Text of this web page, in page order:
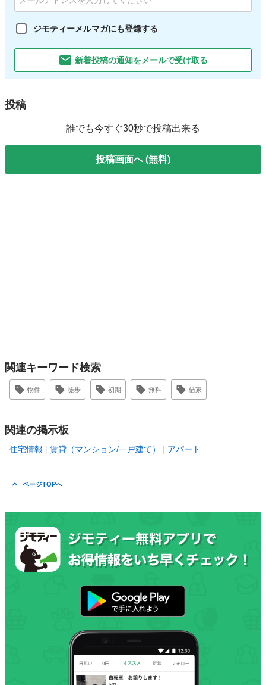
ジモティーメルマガにも登録する
新着投稿の通知をメールで受け取る
投稿
誰でも今すぐ30秒で投稿出来る
投稿画面へ (無料)
関連キーワード検索
物件 徒歩 初期 無料 借家
関連の掲示板
住宅情報 賃貸（マンション/一戸建て） アパート
ページTOPへ